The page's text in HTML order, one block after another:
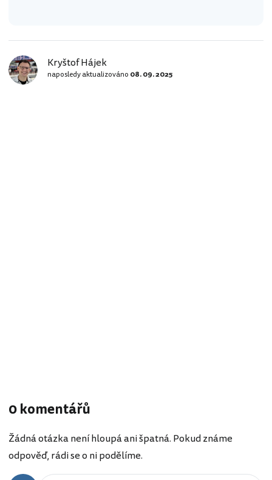
Kryštof Hájek
naposledy aktualizováno 08. 09. 2025
0 komentářů
Žádná otázka není hloupá ani špatná. Pokud známe
odpověď, rádi se o ni podělíme.